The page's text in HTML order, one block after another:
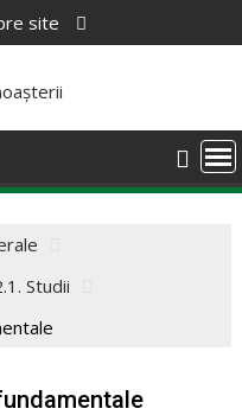
site
Studii